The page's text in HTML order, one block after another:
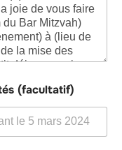
(facultatif)